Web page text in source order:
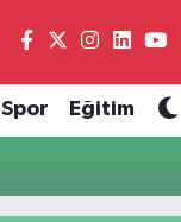
Spor Eğitim